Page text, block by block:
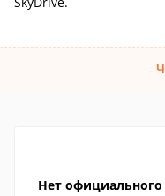
Нет официального